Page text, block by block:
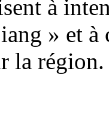
à
» et à
la région.